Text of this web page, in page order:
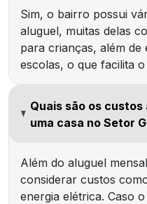
Sim, o bairro possui
aluguel, muitas delas
para crianças, além
escolas, o que facilita
Quais são os
uma casa no Setor
Além do aluguel
considerar custos
energia elétrica. Caso